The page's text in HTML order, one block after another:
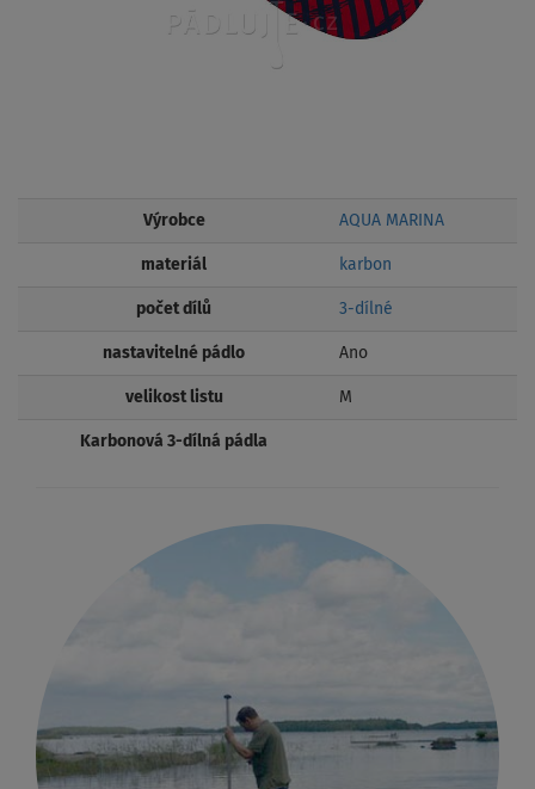
Výrobce AQUA MARINA
materiál karbon
počet dílů 3-dílné
nastavitelné pádlo Ano
velikost listu M
Karbonová 3-dílná pádla